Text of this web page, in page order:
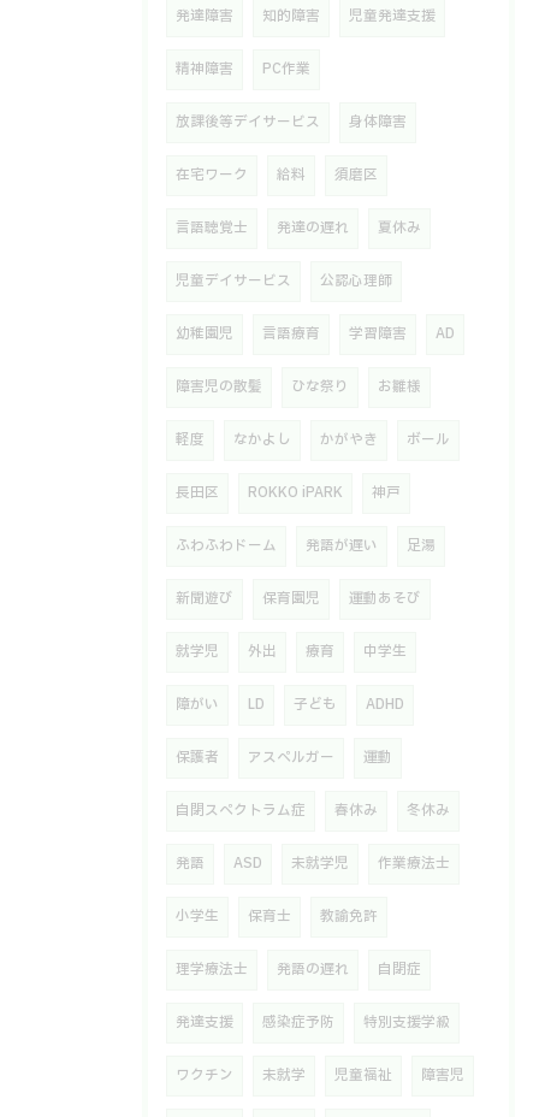
発達障害 知的障害 児童発達支援
精神障害 PC作業
放課後等デイサービス 身体障害
在宅ワーク 給料 須磨区
言語聴覚士 発達の遅れ 夏休み
児童デイサービス 公認心理師
幼稚園児 言語療育 学習障害 AD
障害児の散髪 ひな祭り お雛様
軽度 なかよし かがやき ボール
長田区 ROKKO iPARK 神戸
ふわふわドーム 発語が遅い 足湯
新聞遊び 保育園児 運動あそび
就学児 外出 療育 中学生
障がい LD 子ども ADHD
保護者 アスペルガー 運動
自閉スペクトラム症 春休み 冬休み
発語 ASD 未就学児 作業療法士
小学生 保育士 教諭免許
理学療法士 発語の遅れ 自閉症
発達支援 感染症予防 特別支援学級
ワクチン 未就学 児童福祉 障害児